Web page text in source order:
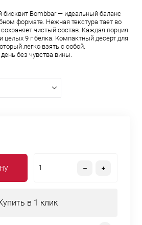
Bombbar — идеальный баланс
формате. Нежная текстура тает во
сохраняет чистый состав. Каждая порция
целых 9 г белка. Компактный десерт для
легко взять с собой.
без чувства вины.
в 1 клик